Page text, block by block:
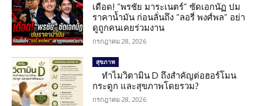
เดือด! “พรชัย มาระเนตร์” ซัดเอกนัฏ ปม
ราคาน้ำมัน ก่อนลั่นถึง “ลอรี่ พงศ์พล” อย่า
ดูถูกคนเคยร่วมงาน
กรกฎาคม 28, 2026
สุขภาพ
ทำไมวิตามิน D ถึงสำคัญต่อฮอร์โมน
กระดูก และสุขภาพโดยรวม?
กรกฎาคม 28, 2026